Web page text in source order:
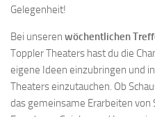
Gelegenheit!
Bei unseren wöchentlichen
Toppler Theaters hast du die
eigene Ideen einzubringen und
Theaters einzutauchen. Ob
das gemeinsame Erarbeiten